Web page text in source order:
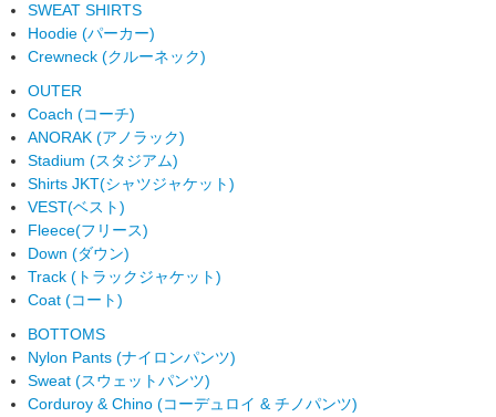
SWEAT SHIRTS
Hoodie (パーカー)
Crewneck (クルーネック)
OUTER
Coach (コーチ)
ANORAK (アノラック)
Stadium (スタジアム)
Shirts JKT(シャツジャケット)
VEST(ベスト)
Fleece(フリース)
Down (ダウン)
Track (トラックジャケット)
Coat (コート)
BOTTOMS
Nylon Pants (ナイロンパンツ)
Sweat (スウェットパンツ)
Corduroy & Chino (コーデュロイ & チノパンツ)